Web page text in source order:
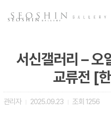
서신갤러리 – 오
교류전 [
관리자 2025.09.23 조회 1256